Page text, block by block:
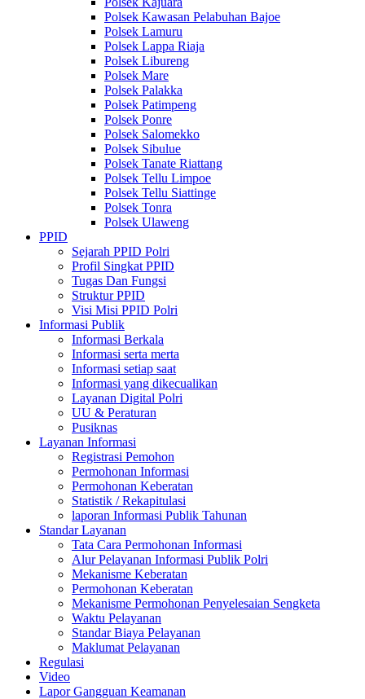
Polsek Kawasan Pelabuhan Bajoe
Polsek Lamuru
Polsek Lappa Riaja
Polsek Libureng
Polsek Mare
Polsek Palakka
Polsek Patimpeng
Polsek Ponre
Polsek Salomekko
Polsek Sibulue
Polsek Tanate Riattang
Polsek Tellu Limpoe
Polsek Tellu Siattinge
Polsek Tonra
Polsek Ulaweng
PPID
Sejarah PPID Polri
Profil Singkat PPID
Tugas Dan Fungsi
Struktur PPID
Visi Misi PPID Polri
Informasi Publik
Informasi Berkala
Informasi serta merta
Informasi setiap saat
Informasi yang dikecualikan
Layanan Digital Polri
UU & Peraturan
Pusiknas
Layanan Informasi
Registrasi Pemohon
Permohonan Informasi
Permohonan Keberatan
Statistik / Rekapitulasi
laporan Informasi Publik Tahunan
Standar Layanan
Tata Cara Permohonan Informasi
Alur Pelayanan Informasi Publik Polri
Mekanisme Keberatan
Permohonan Keberatan
Mekanisme Permohonan Penyelesaian Sengketa
Waktu Pelayanan
Standar Biaya Pelayanan
Maklumat Pelayanan
Regulasi
Video
Lapor Gangguan Keamanan